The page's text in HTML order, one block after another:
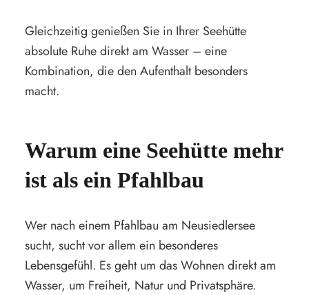
Gleichzeitig genießen Sie in Ihrer Seehütte
absolute Ruhe direkt am Wasser – eine
Kombination, die den Aufenthalt besonders
macht.
Warum eine Seehütte mehr
ist als ein Pfahlbau
Wer nach einem Pfahlbau am Neusiedlersee
sucht, sucht vor allem ein besonderes
Lebensgefühl. Es geht um das Wohnen direkt am
Wasser, um Freiheit, Natur und Privatsphäre.